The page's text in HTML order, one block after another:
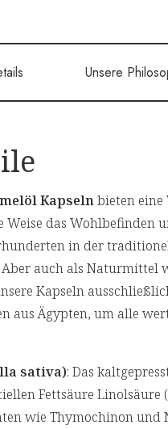
Unsere
Kapselnbieten eine
das Wohlbefinden
in der
auch als Naturmittel
Kapseln
aus Ägypten, um alle
sativa): Das
Fettsäure Linolsäure
wie Thymochinon und